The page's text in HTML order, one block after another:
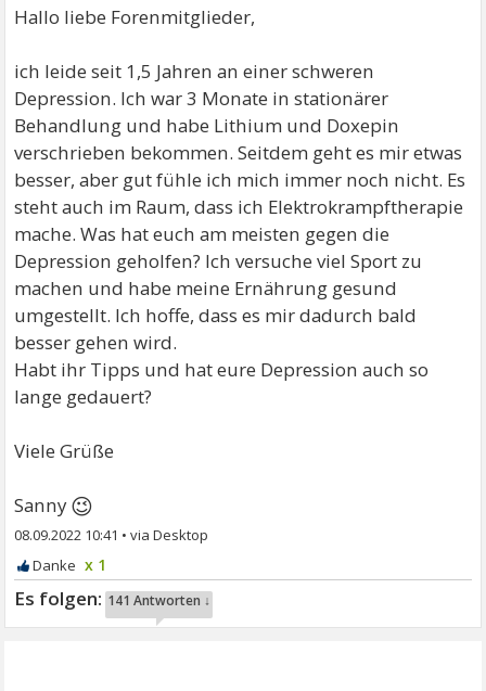
Hallo liebe Forenmitglieder,
ich leide seit 1,5 Jahren an einer schweren
Depression. Ich war 3 Monate in stationärer
Behandlung und habe Lithium und Doxepin
verschrieben bekommen. Seitdem geht es mir etwas
besser, aber gut fühle ich mich immer noch nicht. Es
steht auch im Raum, dass ich Elektrokrampftherapie
mache. Was hat euch am meisten gegen die
Depression geholfen? Ich versuche viel Sport zu
machen und habe meine Ernährung gesund
umgestellt. Ich hoffe, dass es mir dadurch bald
besser gehen wird.
Habt ihr Tipps und hat eure Depression auch so
lange gedauert?
Viele Grüße
Sanny😉
08.09.2022 10:41 •
x 1
141 Antworten ↓